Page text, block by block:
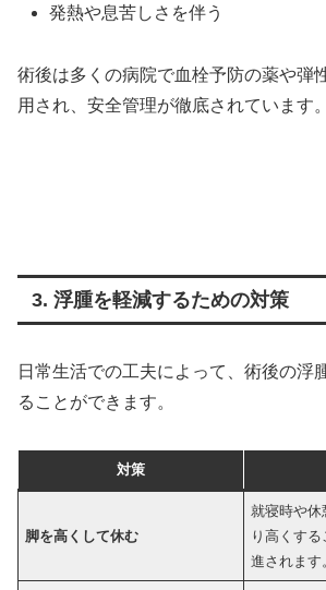
発熱や息苦しさを伴う
術後は多くの病院で血栓予防の薬や弾
用され、安全管理が徹底されています。
3. 浮腫を軽減するための対策
日常生活での工夫によって、術後の浮
ることができます。
対策
脚を高くして休む
就寝時や休
り高くす
進されます